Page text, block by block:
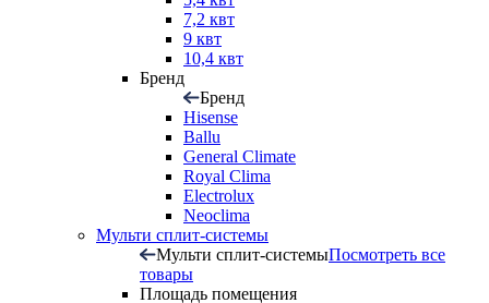
7,2 квт
9 квт
10,4 квт
Бренд
Бренд
Hisense
Ballu
General Climate
Royal Clima
Electrolux
Neoclima
Мульти сплит-системы
Мульти сплит-системыПосмотреть все
товары
Площадь помещения